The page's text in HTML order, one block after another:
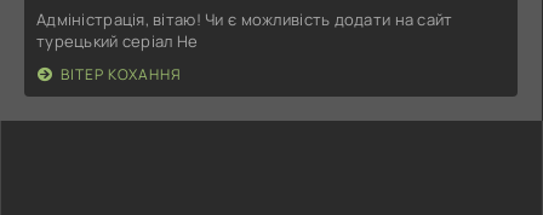
Адміністрація, вітаю! Чи є можливість додати на сайт
турецький серіал Не
ВІТЕР КОХАННЯ